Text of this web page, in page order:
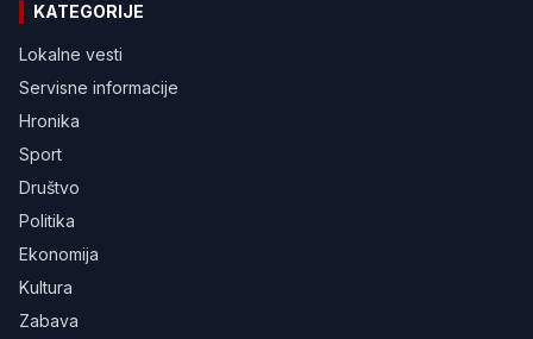
KATEGORIJE
Lokalne vesti
Servisne informacije
Hronika
Sport
Društvo
Politika
Ekonomija
Kultura
Zabava